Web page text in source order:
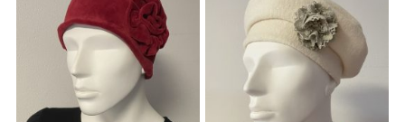
varianter.
De
olika
alternativen
väljas
på